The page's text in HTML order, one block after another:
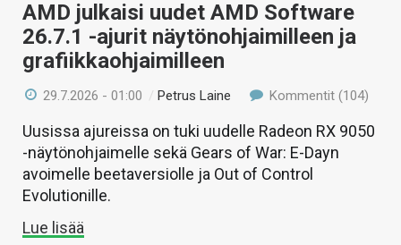
AMD julkaisi uudet AMD Software
26.7.1 -ajurit näytönohjaimilleen ja
grafiikkaohjaimilleen
29.7.2026 - 01:00 /Petrus Laine Kommentit (104)
Uusissa ajureissa on tuki uudelle Radeon RX 9050
-näytönohjaimelle sekä Gears of War: E-Dayn
avoimelle beetaversiolle ja Out of Control
Evolutionille.
Lue lisää